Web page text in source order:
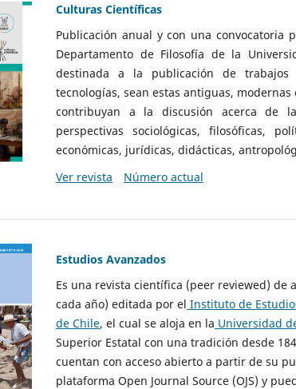
Culturas Científicas
Publicación anual y con una convocatoria
Departamento de Filosofía de la
destinada a la publicación de
tecnologías, sean estas antiguas,
contribuyan a la discusión acerca de
perspectivas sociológicas, filosóficas,
económicas, jurídicas, didácticas,
Ver revista
Número actual
Estudios Avanzados
Es una revista científica (peer reviewed)
cada año) editada por el Instituto de
de Chile, el cual se aloja en la Universidad
Superior Estatal con una tradición desde
cuentan con acceso abierto a partir de su
plataforma Open Journal Source (OJS) y